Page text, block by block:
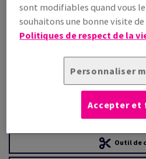
paquet(s)
Outil de
sont modifiables quand vous le
souhaitons une bonne visite
Politiques de respect de la
Personnaliser
Accepter et